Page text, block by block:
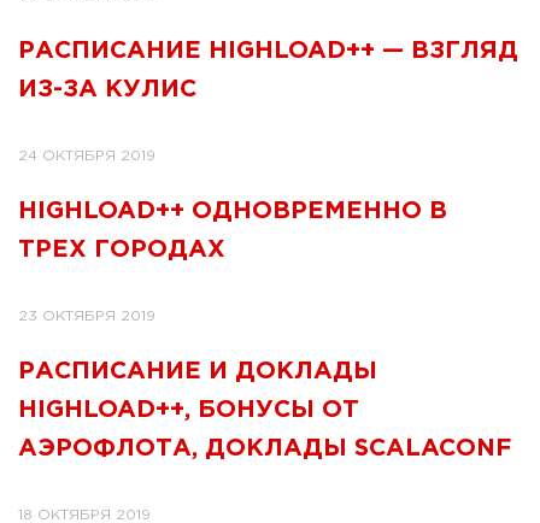
РАСПИСАНИЕ HIGHLOAD++ — ВЗГЛЯД
ИЗ-ЗА КУЛИС
24 ОКТЯБРЯ 2019
HIGHLOAD++ ОДНОВРЕМЕННО В
ТРЕХ ГОРОДАХ
23 ОКТЯБРЯ 2019
РАСПИСАНИЕ И ДОКЛАДЫ
HIGHLOAD++, БОНУСЫ ОТ
АЭРОФЛОТА, ДОКЛАДЫ SCALACONF
18 ОКТЯБРЯ 2019